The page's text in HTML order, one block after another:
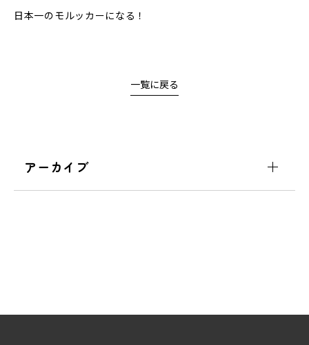
日本一のモルッカーになる！
一覧に戻る
アーカイブ